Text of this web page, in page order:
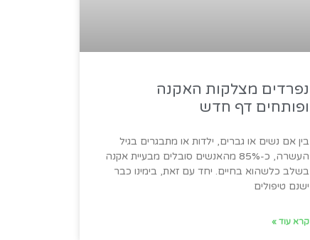
נפרדים מצלקות האקנה
ופותחים דף חדש
בין אם נשים או גברים, ילדות או מתבגרים בגיל
העשרה, כ-85% מהאנשים סובלים מבעיית אקנה
בשלב כלשהוא בחיים. יחד עם זאת, בימינו כבר
ישנם טיפולים
קרא עוד »